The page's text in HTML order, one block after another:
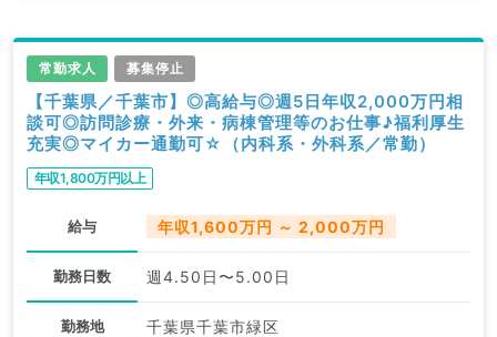
常勤求人 募集停止
【千葉県／千葉市】◎高給与◎週5日年収2,000万円相
談可◎訪問診療・外来・病棟管理等のお仕事♪福利厚生
充実◎マイカー通勤可☆（内科系・外科系／常勤）
年収1,800万円以上
給与 年収1,600万円 ～ 2,000万円
勤務日数 週4.50日〜5.00日
勤務地 千葉県千葉市緑区